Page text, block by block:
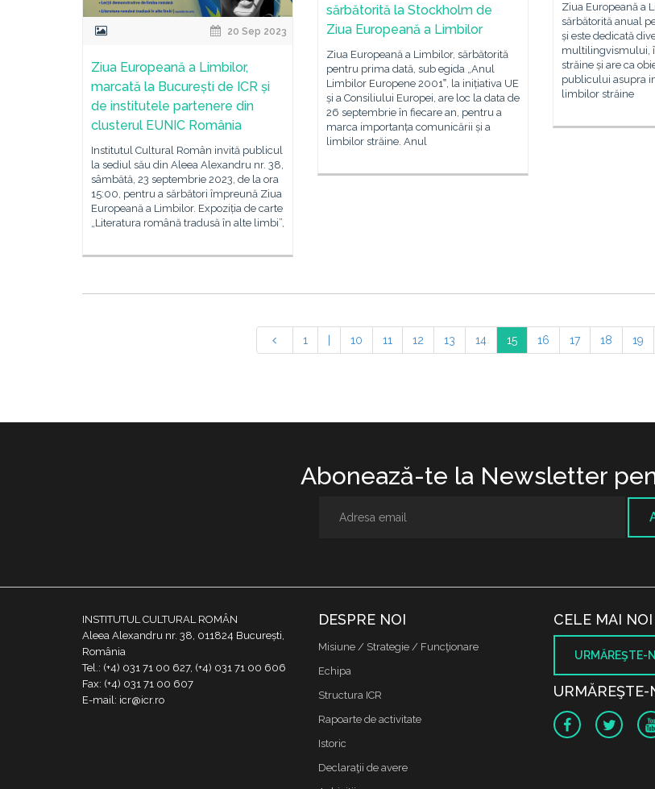
Ziua Europeană a
sărbătorită anual
și este dedicată
multilingvismului,
străine și are ca
publicului asupra
limbilor străine
sărbătorită la Stockholm de
Ziua Europeană a Limbilor
Ziua Europeană a Limbilor, sărbătorită
pentru prima dată, sub egida „Anul
Limbilor Europene 2001‟, la inițiativa UE
și a Consiliului Europei, are loc la data de
26 septembrie în fiecare an, pentru a
marca importanța comunicării și a
limbilor străine. Anul
20 Sep 2023
Ziua Europeană a Limbilor,
marcată la București de ICR și
de institutele partenere din
clusterul EUNIC România
Institutul Cultural Român invită publicul
la sediul său din Aleea Alexandru nr. 38,
sâmbătă, 23 septembrie 2023, de la ora
15:00, pentru a sărbători împreună Ziua
Europeană a Limbilor. Expoziția de carte
„Literatura română tradusă în alte limbi”,
1 10 11 12 13 14 15 16 17 18 19
Abonează-te la Newsletter
INSTITUTUL CULTURAL ROMÂN
Aleea Alexandru nr. 38, 011824 București,
România
Tel.: (+4) 031 71 00 627, (+4) 031 71 00 606
Fax: (+4) 031 71 00 607
E-mail: icr@icr.ro
DESPRE NOI
Misiune / Strategie / Funcţionare
Echipa
Structura ICR
Rapoarte de activitate
Istoric
Declaraţii de avere
CELE MAI
URMĂREŞTE-
URMĂREŞTE-